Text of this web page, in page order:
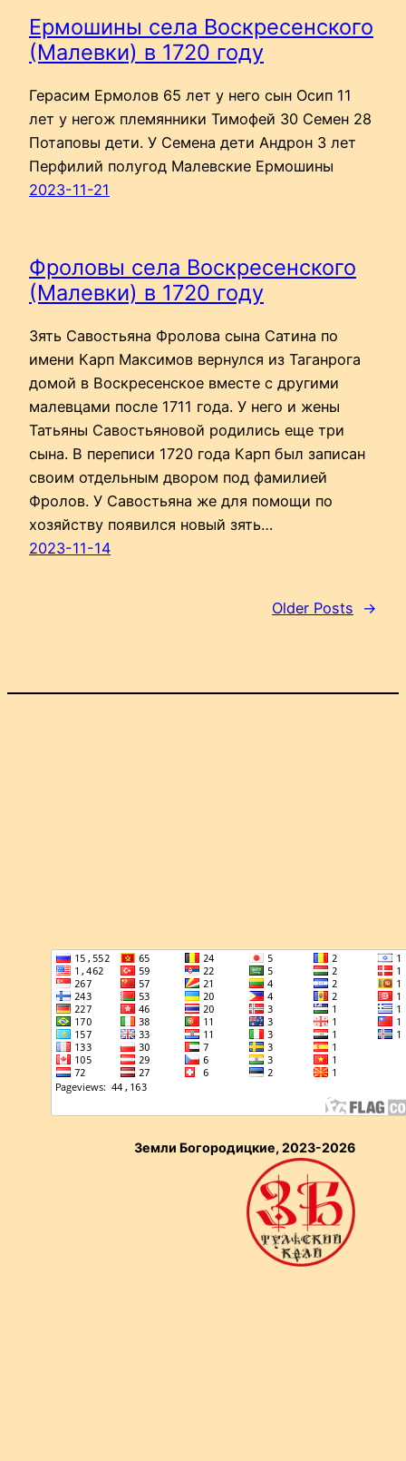
Ермошины села Воскресенского
(Малевки) в 1720 году
Герасим Ермолов 65 лет у него сын Осип 11
лет у негож племянники Тимофей 30 Семен 28
Потаповы дети. У Семена дети Андрон 3 лет
Перфилий полугод Малевские Ермошины
2023-11-21
Фроловы села Воскресенского
(Малевки) в 1720 году
Зять Савостьяна Фролова сына Сатина по
имени Карп Максимов вернулся из Таганрога
домой в Воскресенское вместе с другими
малевцами после 1711 года. У него и жены
Татьяны Савостьяновой родились еще три
сына. В переписи 1720 года Карп был записан
своим отдельным двором под фамилией
Фролов. У Савостьяна же для помощи по
хозяйству появился новый зять…
2023-11-14
Older Posts →
Земли Богородицкие, 2023-2026